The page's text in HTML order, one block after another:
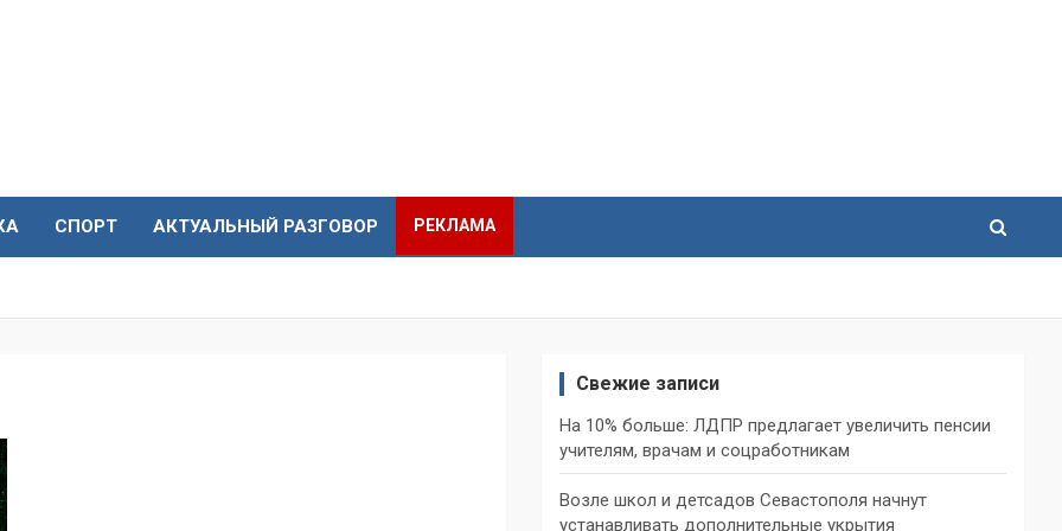
СПОРТ АКТУАЛЬНЫЙ РАЗГОВОР РЕКЛАМА
Свежие записи
На 10% больше: ЛДПР предлагает увеличить пенсии
учителям, врачам и соцработникам
Возле школ и детсадов Севастополя начнут
устанавливать дополнительные укрытия